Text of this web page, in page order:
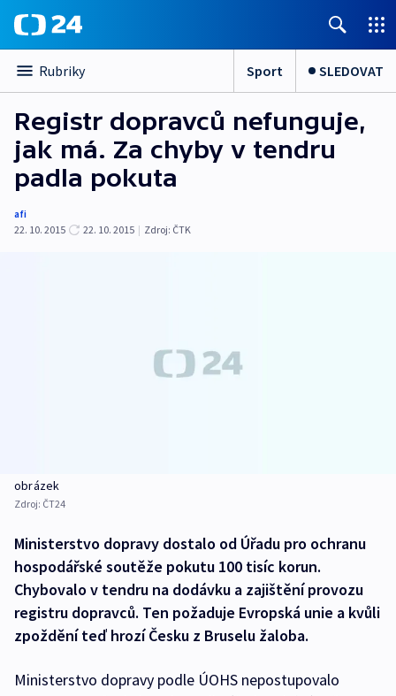
Rubriky Sport SLEDOVAT
Registr dopravců nefunguje,
jak má. Za chyby v tendru
padla pokuta
afi
22. 10. 2015
22. 10. 2015 | Zdroj: ČTK
obrázek
Zdroj: ČT24
Ministerstvo dopravy dostalo od Úřadu pro ochranu
hospodářské soutěže pokutu 100 tisíc korun.
Chybovalo v tendru na dodávku a zajištění provozu
registru dopravců. Ten požaduje Evropská unie a kvůli
zpoždění teď hrozí Česku z Bruselu žaloba.
Ministerstvo dopravy podle ÚOHS nepostupovalo